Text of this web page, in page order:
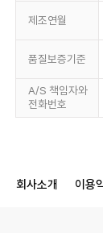
제조연월
품질보증기준
A/S 책임자와
전화번호
회사소개 이용